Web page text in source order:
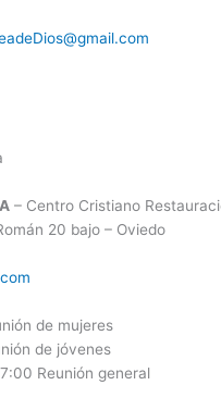
– Centro Cristiano
20 bajo – Oviedo
de mujeres
de jóvenes
Reunión general